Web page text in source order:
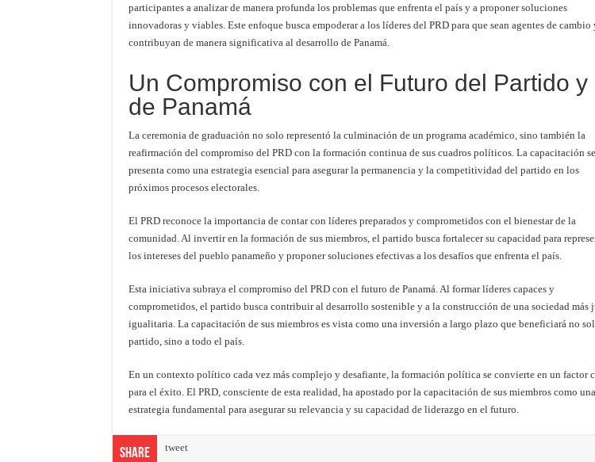
participantes a analizar de manera profunda los problemas que enfrenta el país y a proponer soluciones
innovadoras y viables. Este enfoque busca empoderar a los líderes del PRD para que sean agentes de cambio
contribuyan de manera significativa al desarrollo de Panamá.
Un Compromiso con el Futuro del Partido y
de Panamá
La ceremonia de graduación no solo representó la culminación de un programa académico, sino también la
reafirmación del compromiso del PRD con la formación continua de sus cuadros políticos. La capacitación se
presenta como una estrategia esencial para asegurar la permanencia y la competitividad del partido en los
próximos procesos electorales.
El PRD reconoce la importancia de contar con líderes preparados y comprometidos con el bienestar de la
comunidad. Al invertir en la formación de sus miembros, el partido busca fortalecer su capacidad para
los intereses del pueblo panameño y proponer soluciones efectivas a los desafíos que enfrenta el país.
Esta iniciativa subraya el compromiso del PRD con el futuro de Panamá. Al formar líderes capaces y
comprometidos, el partido busca contribuir al desarrollo sostenible y a la construcción de una sociedad más
igualitaria. La capacitación de sus miembros es vista como una inversión a largo plazo que beneficiará no
partido, sino a todo el país.
En un contexto político cada vez más complejo y desafiante, la formación política se convierte en un factor
para el éxito. El PRD, consciente de esta realidad, ha apostado por la capacitación de sus miembros como una
estrategia fundamental para asegurar su relevancia y su capacidad de liderazgo en el futuro.
Share tweet